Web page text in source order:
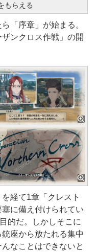
もらえる
「序章」が始まる。
ンクロス作戦」の開
経て1章「クレスト
に備え付けられてい
的だ。しかしそこに
座から放たれる集中
なことはできないと